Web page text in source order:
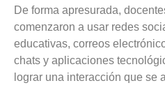
De forma apresurada,
comenzaron a usar redes
educativas, correos
chats y aplicaciones
lograr una interacción que se